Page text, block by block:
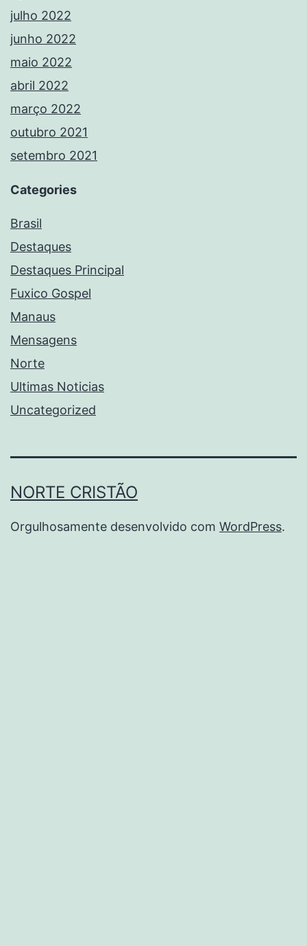
julho 2022
junho 2022
maio 2022
abril 2022
março 2022
outubro 2021
setembro 2021
Categories
Brasil
Destaques
Destaques Principal
Fuxico Gospel
Manaus
Mensagens
Norte
Ultimas Noticias
Uncategorized
NORTE CRISTÃO
Orgulhosamente desenvolvido com WordPress.